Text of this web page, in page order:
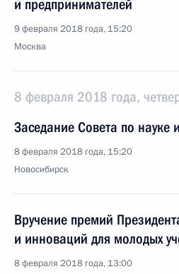
и предпринимателей
9 февраля 2018 года, 15:20
Москва
8 февраля 2018 года,
Заседание Совета по науке
8 февраля 2018 года, 15:20
Новосибирск
Вручение премий
и инноваций для молодых
8 февраля 2018 года, 13:00